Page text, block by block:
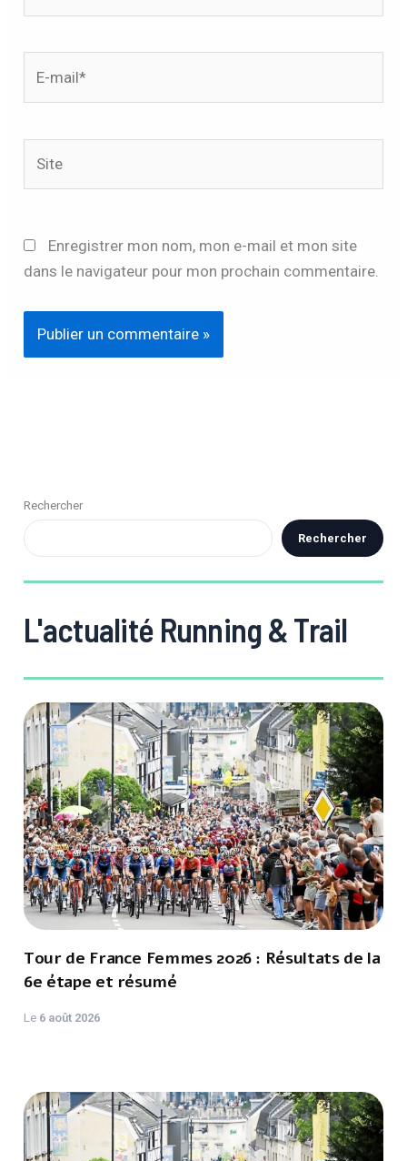
Enregistrer mon nom, mon e-mail et mon site
dans le navigateur pour mon prochain commentaire.
Rechercher
Rechercher
L'actualité Running & Trail
Tour de France Femmes 2026 : Résultats de la
6e étape et résumé
Le 6 août 2026